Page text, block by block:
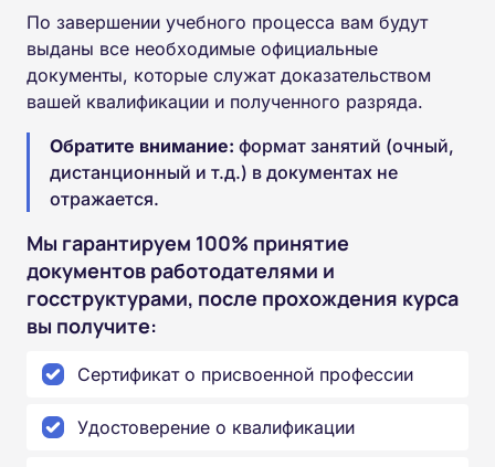
По завершении учебного процесса вам будут
выданы все необходимые официальные
документы, которые служат доказательством
вашей квалификации и полученного разряда.
Обратите внимание: формат занятий (очный,
дистанционный и т.д.) в документах не
отражается.
Мы гарантируем 100% принятие
документов работодателями и
госструктурами, после прохождения курса
вы получите:
Сертификат о присвоенной профессии
Удостоверение о квалификации